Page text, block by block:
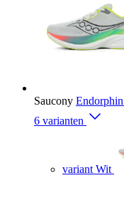
Saucony
6 varianten
variant Wit